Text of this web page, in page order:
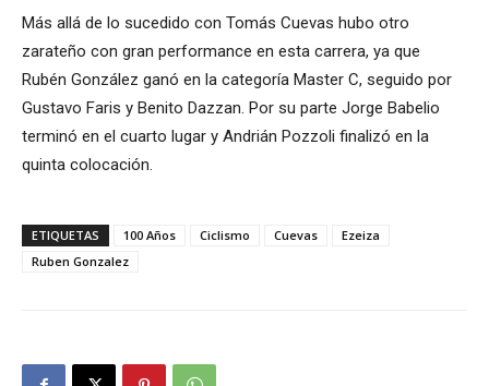
Más allá de lo sucedido con Tomás Cuevas hubo otro
zarateño con gran performance en esta carrera, ya que
Rubén González ganó en la categoría Master C, seguido por
Gustavo Faris y Benito Dazzan. Por su parte Jorge Babelio
terminó en el cuarto lugar y Andrián Pozzoli finalizó en la
quinta colocación.
ETIQUETAS 100 Años Ciclismo Cuevas
Ezeiza
Ruben Gonzalez